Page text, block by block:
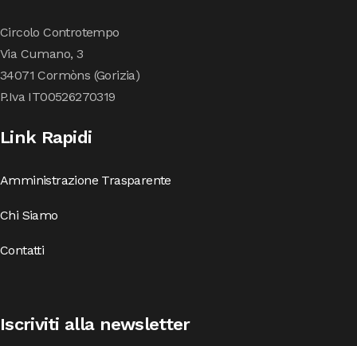
Circolo Controtempo
Via Cumano, 3
34071 Cormòns (Gorizia)
P.Iva IT00526270319
Link Rapidi
Amministrazione Trasparente
Chi Siamo
Contatti
Iscriviti alla newsletter